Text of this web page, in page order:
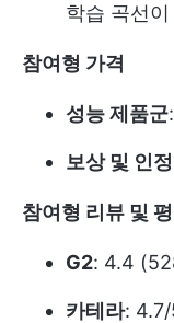
학습 곡선
참여형 가격
성능 제품군
보상 및 인
참여형 리뷰 및
G2: 4.4
카테라: